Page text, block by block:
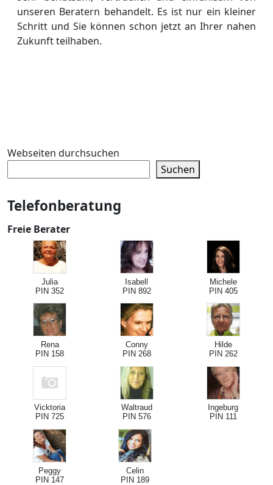
unseren Beratern behandelt. Es ist nur ein kleiner
Schritt und Sie können schon jetzt an Ihrer nahen
Zukunft teilhaben.
Webseiten durchsuchen
Suchen
Telefonberatung
Freie Berater
Julia
PIN 352
Isabell
PIN 892
Michele
PIN 405
Rena
PIN 158
Conny
PIN 268
Hilde
PIN 262
Vicktoria
PIN 725
Waltraud
PIN 576
Ingeburg
PIN 111
Peggy
PIN 147
Celin
PIN 189